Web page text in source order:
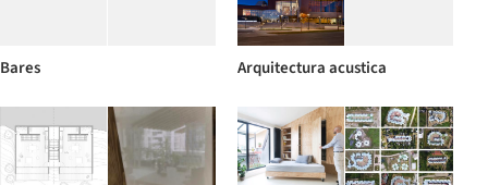
Bares Arquitectura acustica